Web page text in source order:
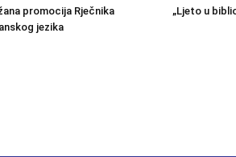
promocija Rječnika
jezika
„Ljeto u